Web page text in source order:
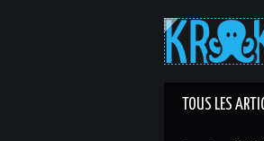
TOUS LES